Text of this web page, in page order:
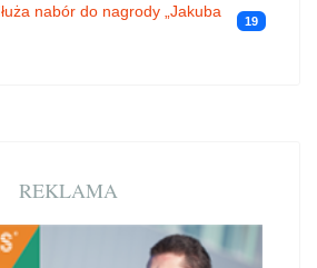
nabór do nagrody „Jakuba
19
REKLAMA